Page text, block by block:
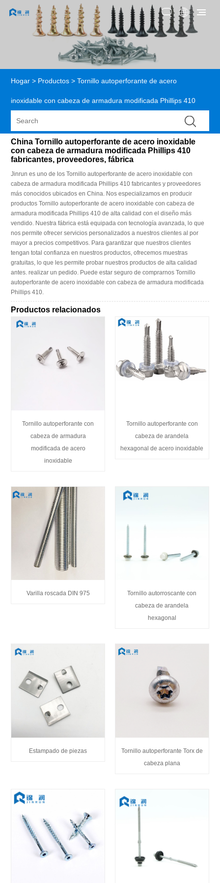
Hogar > Productos > Tornillo autoperforante de acero
inoxidable con cabeza de armadura modificada Phillips 410
China Tornillo autoperforante de acero inoxidable
con cabeza de armadura modificada Phillips 410
fabricantes, proveedores, fábrica
Jinrun es uno de los Tornillo autoperforante de acero inoxidable con
cabeza de armadura modificada Phillips 410 fabricantes y proveedores
más conocidos ubicados en China. Nos especializamos en producir
productos Tornillo autoperforante de acero inoxidable con cabeza de
armadura modificada Phillips 410 de alta calidad con el diseño más
vendido. Nuestra fábrica está equipada con tecnología avanzada, lo que
nos permite ofrecer servicios personalizados a nuestros clientes al por
mayor a precios competitivos. Para garantizar que nuestros clientes
tengan total confianza en nuestros productos, ofrecemos muestras
gratuitas, lo que les permite probar nuestros productos de alta calidad
antes. realizar un pedido. Puede estar seguro de comprarnos Tornillo
autoperforante de acero inoxidable con cabeza de armadura modificada
Phillips 410.
Productos relacionados
Tornillo autoperforante con
cabeza de armadura
modificada de acero
inoxidable
Tornillo autoperforante con
cabeza de arandela
hexagonal de acero inoxidable
Varilla roscada DIN 975
Tornillo autorroscante con
cabeza de arandela
hexagonal
Estampado de piezas
Tornillo autoperforante Torx de
cabeza plana